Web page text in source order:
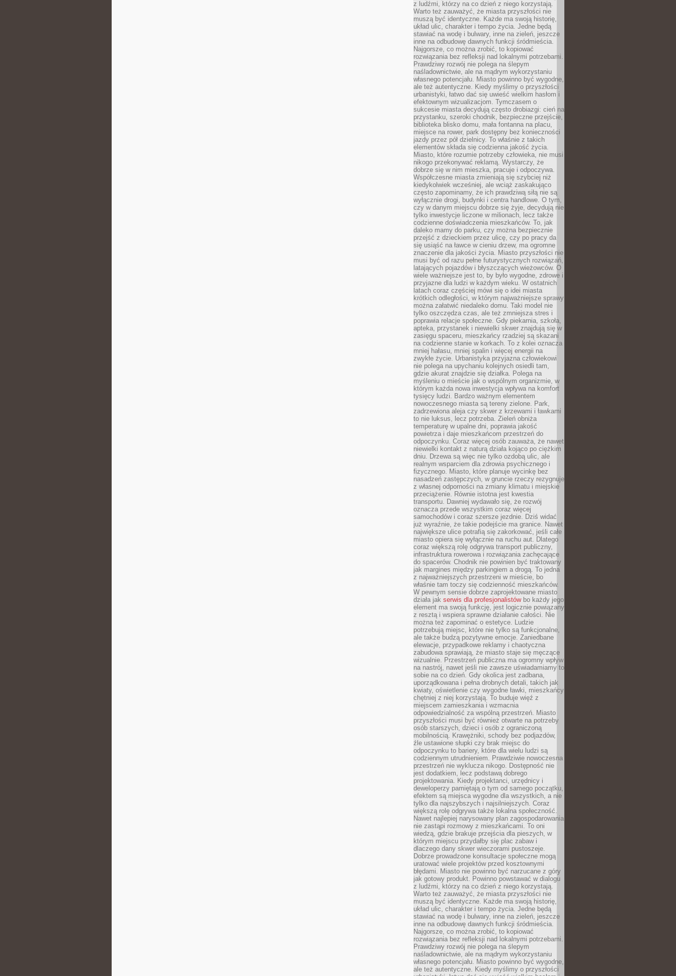
z ludźmi, którzy na co dzień z niego korzystają.
Warto też zauważyć, że miasta przyszłości nie
muszą być identyczne. Każde ma swoją historię,
układ ulic, charakter i tempo życia. Jedne będą
stawiać na wodę i bulwary, inne na zieleń, jeszcze
inne na odbudowę dawnych funkcji śródmieścia.
Najgorsze, co można zrobić, to kopiować
rozwiązania bez refleksji nad lokalnymi potrzebami.
Prawdziwy rozwój nie polega na ślepym
naśladownictwie, ale na mądrym wykorzystaniu
własnego potencjału. Miasto powinno być wygodne,
ale też autentyczne. Kiedy myślimy o przyszłości
urbanistyki, łatwo dać się uwieść wielkim hasłom i
efektownym wizualizacjom. Tymczasem o
sukcesie miasta decydują często drobiazgi: cień na
przystanku, szeroki chodnik, bezpieczne przejście,
biblioteka blisko domu, mała fontanna na placu,
miejsce na rower, park dostępny bez konieczności
jazdy przez pół dzielnicy. To właśnie z takich
elementów składa się codzienna jakość życia.
Miasto, które rozumie potrzeby człowieka, nie musi
nikogo przekonywać reklamą. Wystarczy, że
dobrze się w nim mieszka, pracuje i odpoczywa.
Współczesne miasta zmieniają się szybciej niż
kiedykolwiek wcześniej, ale wciąż zaskakująco
często zapominamy, że ich prawdziwą siłą nie są
wyłącznie drogi, budynki i centra handlowe. O tym,
czy w danym miejscu dobrze się żyje, decydują nie
tylko inwestycje liczone w milionach, lecz także
codzienne doświadczenia mieszkańców. To, jak
daleko mamy do parku, czy można bezpiecznie
przejść z dzieckiem przez ulicę, czy po pracy da
się usiąść na ławce w cieniu drzew, ma ogromne
znaczenie dla jakości życia. Miasto przyszłości nie
musi być od razu pełne futurystycznych rozwiązań,
latających pojazdów i błyszczących wieżowców. O
wiele ważniejsze jest to, by było wygodne, zdrowe i
przyjazne dla ludzi w każdym wieku. W ostatnich
latach coraz częściej mówi się o idei miasta
krótkich odległości, w którym najważniejsze sprawy
można załatwić niedaleko domu. Taki model nie
tylko oszczędza czas, ale też zmniejsza stres i
poprawia relacje społeczne. Gdy piekarnia, szkoła,
apteka, przystanek i niewielki skwer znajdują się w
zasięgu spaceru, mieszkańcy rzadziej są skazani
na codzienne stanie w korkach. To z kolei oznacza
mniej hałasu, mniej spalin i więcej energii na
zwykłe życie. Urbanistyka przyjazna człowiekowi
nie polega na upychaniu kolejnych osiedli tam,
gdzie akurat znajdzie się działka. Polega na
myśleniu o mieście jak o wspólnym organizmie, w
którym każda nowa inwestycja wpływa na komfort
tysięcy ludzi. Bardzo ważnym elementem
nowoczesnego miasta są tereny zielone. Park,
zadrzewiona aleja czy skwer z krzewami i ławkami
to nie luksus, lecz potrzeba. Zieleń obniża
temperaturę w upalne dni, poprawia jakość
powietrza i daje mieszkańcom przestrzeń do
odpoczynku. Coraz więcej osób zauważa, że nawet
niewielki kontakt z naturą działa kojąco po ciężkim
dniu. Drzewa są więc nie tylko ozdobą ulic, ale
realnym wsparciem dla zdrowia psychicznego i
fizycznego. Miasto, które planuje wycinkę bez
nasadzeń zastępczych, w gruncie rzeczy rezygnuje
z własnej odporności na zmiany klimatu i miejskie
przeciążenie. Równie istotna jest kwestia
transportu. Dawniej wydawało się, że rozwój
oznacza przede wszystkim coraz więcej
samochodów i coraz szersze jezdnie. Dziś widać
już wyraźnie, że takie podejście ma granice. Nawet
największe ulice potrafią się zakorkować, jeśli całe
miasto opiera się wyłącznie na ruchu aut. Dlatego
coraz większą rolę odgrywa transport publiczny,
infrastruktura rowerowa i rozwiązania zachęcające
do spacerów. Chodnik nie powinien być traktowany
jak margines między parkingiem a drogą. To jedna
z najważniejszych przestrzeni w mieście, bo
właśnie tam toczy się codzienność mieszkańców.
W pewnym sensie dobrze zaprojektowane miasto
działa jak serwis dla profesjonalistówbo każdy jego
element ma swoją funkcję, jest logicznie powiązany
z resztą i wspiera sprawne działanie całości. Nie
można też zapominać o estetyce. Ludzie
potrzebują miejsc, które nie tylko są funkcjonalne,
ale także budzą pozytywne emocje. Zaniedbane
elewacje, przypadkowe reklamy i chaotyczna
zabudowa sprawiają, że miasto staje się męczące
wizualnie. Przestrzeń publiczna ma ogromny wpływ
na nastrój, nawet jeśli nie zawsze uświadamiamy to
sobie na co dzień. Gdy okolica jest zadbana,
uporządkowana i pełna drobnych detali, takich jak
kwiaty, oświetlenie czy wygodne ławki, mieszkańcy
chętniej z niej korzystają. To buduje więź z
miejscem zamieszkania i wzmacnia
odpowiedzialność za wspólną przestrzeń. Miasto
przyszłości musi być również otwarte na potrzeby
osób starszych, dzieci i osób z ograniczoną
mobilnością. Krawężniki, schody bez podjazdów,
źle ustawione słupki czy brak miejsc do
odpoczynku to bariery, które dla wielu ludzi są
codziennym utrudnieniem. Prawdziwie nowoczesna
przestrzeń nie wyklucza nikogo. Dostępność nie
jest dodatkiem, lecz podstawą dobrego
projektowania. Kiedy projektanci, urzędnicy i
deweloperzy pamiętają o tym od samego początku,
efektem są miejsca wygodne dla wszystkich, a nie
tylko dla najszybszych i najsilniejszych. Coraz
większą rolę odgrywa także lokalna społeczność.
Nawet najlepiej narysowany plan zagospodarowania
nie zastąpi rozmowy z mieszkańcami. To oni
wiedzą, gdzie brakuje przejścia dla pieszych, w
którym miejscu przydałby się plac zabaw i
dlaczego dany skwer wieczorami pustoszeje.
Dobrze prowadzone konsultacje społeczne mogą
uratować wiele projektów przed kosztownymi
błędami. Miasto nie powinno być narzucane z góry
jak gotowy produkt. Powinno powstawać w dialogu
z ludźmi, którzy na co dzień z niego korzystają.
Warto też zauważyć, że miasta przyszłości nie
muszą być identyczne. Każde ma swoją historię,
układ ulic, charakter i tempo życia. Jedne będą
stawiać na wodę i bulwary, inne na zieleń, jeszcze
inne na odbudowę dawnych funkcji śródmieścia.
Najgorsze, co można zrobić, to kopiować
rozwiązania bez refleksji nad lokalnymi potrzebami.
Prawdziwy rozwój nie polega na ślepym
naśladownictwie, ale na mądrym wykorzystaniu
własnego potencjału. Miasto powinno być wygodne,
ale też autentyczne. Kiedy myślimy o przyszłości